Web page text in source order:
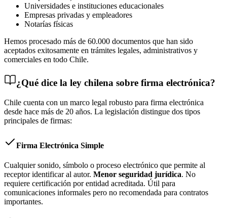
Universidades e instituciones educacionales
Empresas privadas y empleadores
Notarías físicas
Hemos procesado más de 60.000 documentos que han sido
aceptados exitosamente en trámites legales, administrativos y
comerciales en todo Chile.
¿Qué dice la ley chilena sobre firma electrónica?
Chile cuenta con un marco legal robusto para firma electrónica
desde hace más de 20 años. La legislación distingue dos tipos
principales de firmas:
Firma Electrónica Simple
Cualquier sonido, símbolo o proceso electrónico que permite al
receptor identificar al autor. Menor seguridad jurídica. No
requiere certificación por entidad acreditada. Útil para
comunicaciones informales pero no recomendada para contratos
importantes.